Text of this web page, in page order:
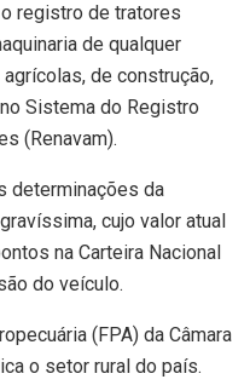
registro de tratores
de qualquer
de construção,
Sistema do Registro
(Renavam).
determinações da
cujo valor atual
na Carteira Nacional
do veículo.
(FPA) da Câmara
o setor rural do país.